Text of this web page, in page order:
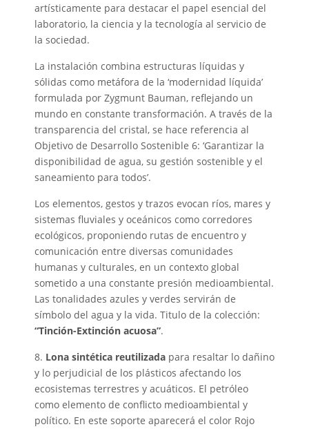
artísticamente para destacar el papel esencial del
laboratorio, la ciencia y la tecnología al servicio de
la sociedad.
La instalación combina estructuras líquidas y
sólidas como metáfora de la ‘modernidad líquida’
formulada por Zygmunt Bauman, reflejando un
mundo en constante transformación. A través de la
transparencia del cristal, se hace referencia al
Objetivo de Desarrollo Sostenible 6: ‘Garantizar la
disponibilidad de agua, su gestión sostenible y el
saneamiento para todos’.
Los elementos, gestos y trazos evocan ríos, mares y
sistemas fluviales y oceánicos como corredores
ecológicos, proponiendo rutas de encuentro y
comunicación entre diversas comunidades
humanas y culturales, en un contexto global
sometido a una constante presión medioambiental.
Las tonalidades azules y verdes servirán de
símbolo del agua y la vida. Titulo de la colección:
“Tinción-Extinción acuosa”.
8. Lona sintética reutilizada para resaltar lo dañino
y lo perjudicial de los plásticos afectando los
ecosistemas terrestres y acuáticos. El petróleo
como elemento de conflicto medioambiental y
político. En este soporte aparecerá el color Rojo